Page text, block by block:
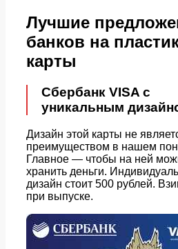
Лучшие
банков на
карты
Сбербанк VISA с
уникальным
Дизайн этой карты не
преимуществом в нашем
Главное — чтобы на ней
хранить деньги.
дизайн стоит 500 рублей.
при выпуске.